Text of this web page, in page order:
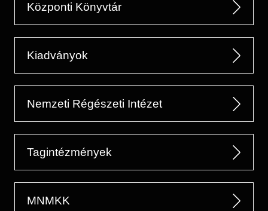
Központi Könyvtár
Kiadványok
Nemzeti Régészeti Intézet
Tagintézmények
MNMKK